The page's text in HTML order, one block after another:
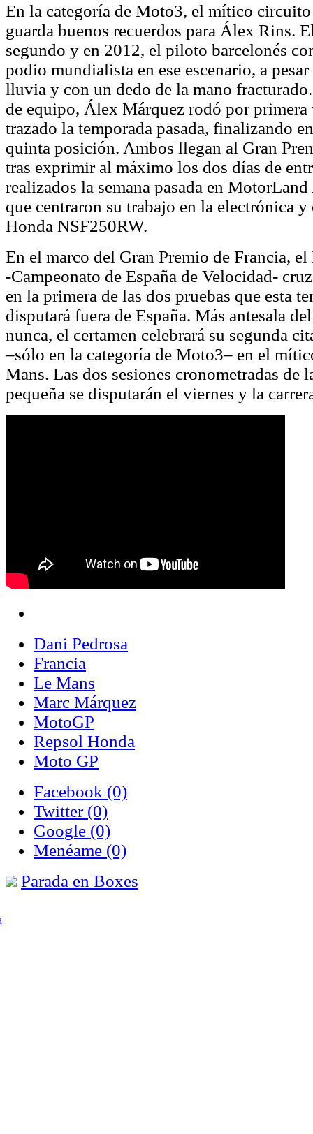
En la categoría de Moto3, el mítico
guarda buenos recuerdos para Álex Rins.
segundo y en 2012, el piloto barcelonés
podio mundialista en ese escenario, a
lluvia y con un dedo de la mano
de equipo, Álex Márquez rodó por primera
trazado la temporada pasada, finalizando
quinta posición. Ambos llegan al Gran
tras exprimir al máximo los dos días de
realizados la semana pasada en
que centraron su trabajo en la electrónica y
Honda NSF250RW.
En el marco del Gran Premio de Francia,
-Campeonato de España de Velocidad-
en la primera de las dos pruebas que esta
disputará fuera de España. Más antesala
nunca, el certamen celebrará su segunda
‒sólo en la categoría de Moto3‒ en el
Mans. Las dos sesiones cronometradas de
pequeña se disputarán el viernes y la
Dani Pedrosa
Francia
Le Mans
Marc Márquez
MotoGP
Repsol Honda
Moto GP
Facebook (0)
Twitter (0)
Google (0)
Menéame (0)
Parada en Boxes